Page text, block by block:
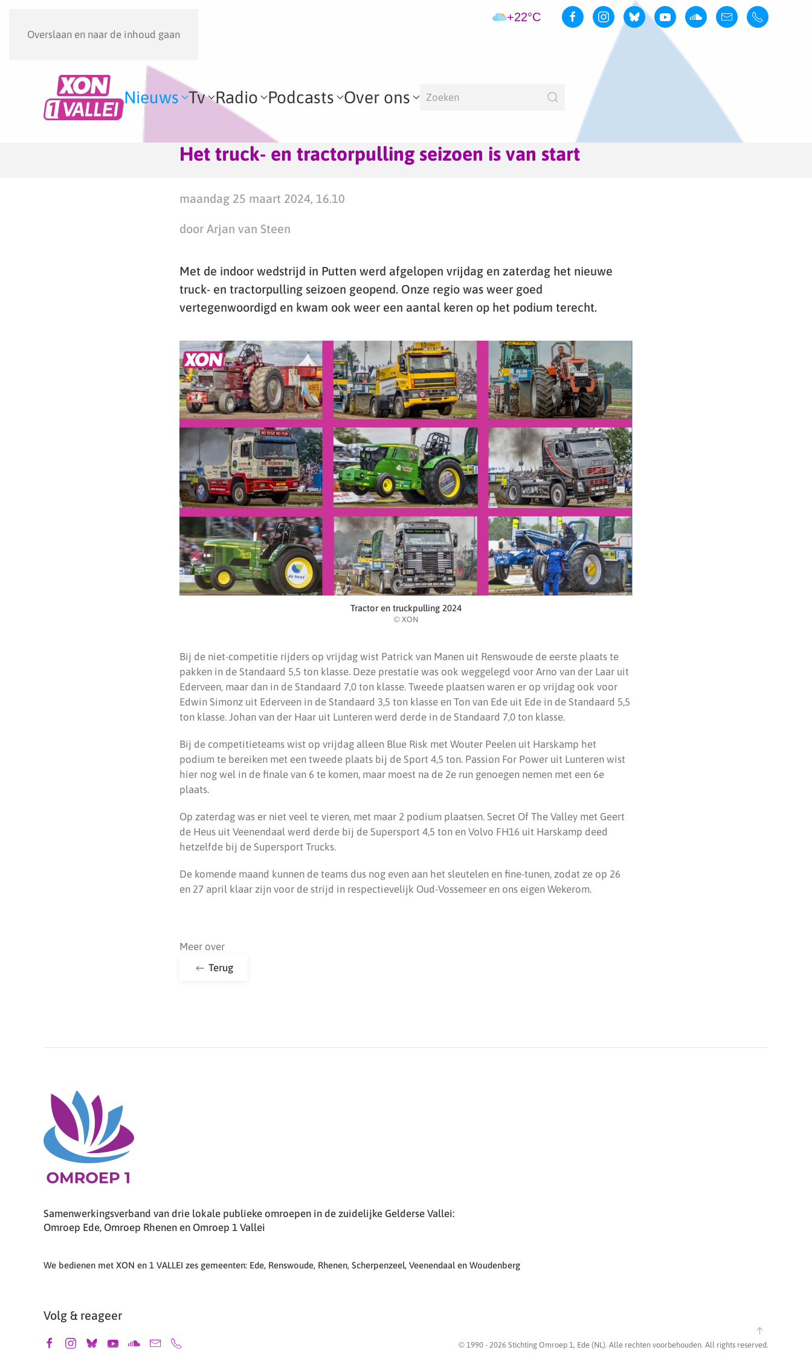
Overslaan en naar de inhoud gaan
+22°C
Nieuws Tv Radio Podcasts Over ons
Het truck- en tractorpulling seizoen is van start
maandag 25 maart 2024, 16.10
door Arjan van Steen
Met de indoor wedstrijd in Putten werd afgelopen vrijdag en zaterdag het nieuwe
truck- en tractorpulling seizoen geopend. Onze regio was weer goed
vertegenwoordigd en kwam ook weer een aantal keren op het podium terecht.
Tractor en truckpulling 2024
© XON
Bij de niet-competitie rijders op vrijdag wist Patrick van Manen uit Renswoude de eerste plaats te
pakken in de Standaard 5,5 ton klasse. Deze prestatie was ook weggelegd voor Arno van der Laar uit
Ederveen, maar dan in de Standaard 7,0 ton klasse. Tweede plaatsen waren er op vrijdag ook voor
Edwin Simonz uit Ederveen in de Standaard 3,5 ton klasse en Ton van Ede uit Ede in de Standaard 5,5
ton klasse. Johan van der Haar uit Lunteren werd derde in de Standaard 7,0 ton klasse.
Bij de competitieteams wist op vrijdag alleen Blue Risk met Wouter Peelen uit Harskamp het
podium te bereiken met een tweede plaats bij de Sport 4,5 ton. Passion For Power uit Lunteren wist
hier nog wel in de finale van 6 te komen, maar moest na de 2e run genoegen nemen met een 6e
plaats.
Op zaterdag was er niet veel te vieren, met maar 2 podium plaatsen. Secret Of The Valley met Geert
de Heus uit Veenendaal werd derde bij de Supersport 4,5 ton en Volvo FH16 uit Harskamp deed
hetzelfde bij de Supersport Trucks.
De komende maand kunnen de teams dus nog even aan het sleutelen en fine-tunen, zodat ze op 26
en 27 april klaar zijn voor de strijd in respectievelijk Oud-Vossemeer en ons eigen Wekerom.
Meer over
Terug
Samenwerkingsverband van drie lokale publieke omroepen in de zuidelijke Gelderse Vallei:
Omroep Ede, Omroep Rhenen en Omroep 1 Vallei
We bedienen met XON en 1 VALLEI zes gemeenten: Ede, Renswoude, Rhenen, Scherpenzeel, Veenendaal en Woudenberg
Volg & reageer
© 1990 - 2026 Stichting Omroep 1, Ede (NL). Alle rechten voorbehouden. All rights reserved.